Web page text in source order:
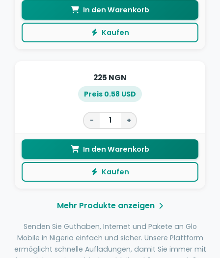
In den Warenkorb
Kaufen
225 NGN
Preis 0.58 USD
− +
In den Warenkorb
Kaufen
Mehr Produkte anzeigen
Senden Sie Guthaben, Internet und Pakete an Glo
Mobile in Nigeria einfach und sicher. Unsere Plattform
ermöglicht schnelle Aufladungen, damit Sie immer mit